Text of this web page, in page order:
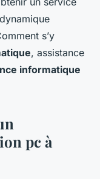
s’y
, assistance
informatique
pc à